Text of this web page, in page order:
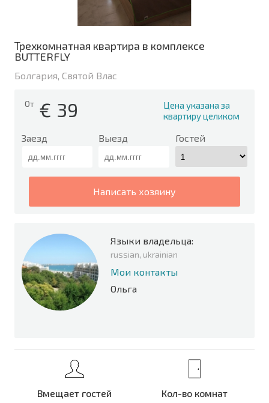
Трехкомнатная квартира в комплексе
BUTTERFLY
Болгария, Святой Влас
От € 39
Цена указана за
квартиру целиком
Заезд Выезд Гостей
написать хозяину
Языки владельца:
russian, ukrainian
Мои контакты
Ольга
Вмещает гостей Кол-во комнат